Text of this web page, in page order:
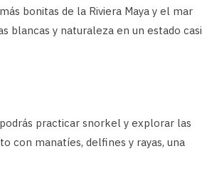
bonitas de la Riviera Maya y el mar
blancas y naturaleza en un estado casi
practicar snorkel y explorar las
con manatíes, delfines y rayas, una